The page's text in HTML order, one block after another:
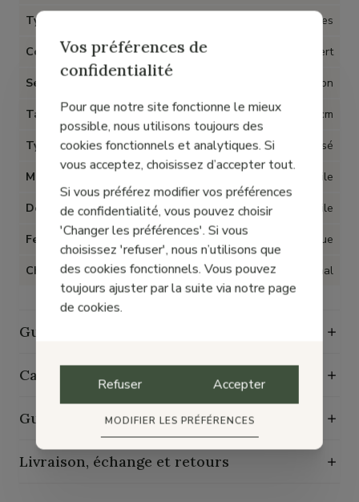
Type d'article Sandales
Couleur Vert
Semelles amovibles Non
Talon 4 cm
Type talon Compensé
Matière Textile
Doublure Textile
Fermeture Elastique
Chaussant Normal
Guide des tailles
Caractéristiques de durabilité
Guide d'entretien
Livraison, échange et retours
Vos préférences de
confidentialité
Pour que notre site fonctionne le mieux
possible, nous utilisons toujours des
cookies fonctionnels et analytiques. Si
vous acceptez, choisissez d’accepter tout.
Si vous préférez modifier vos préférences
de confidentialité, vous pouvez choisir
'Changer les préférences'. Si vous
choisissez 'refuser', nous n’utilisons que
des cookies fonctionnels. Vous pouvez
toujours ajuster par la suite via notre page
de cookies.
Refuser Accepter
MODIFIER LES PRÉFÉRENCES